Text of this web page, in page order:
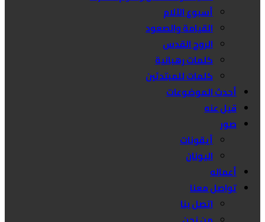
أسبوع الآلام
القيامة والصعود
الروح القدس
كلمات رهبانية
كلمات للمبتدئين
أحدث الموضوعات
قيل عنه
صور
أيقونات
اليونان
أعماله
تواصل معنا
اتصل بنا